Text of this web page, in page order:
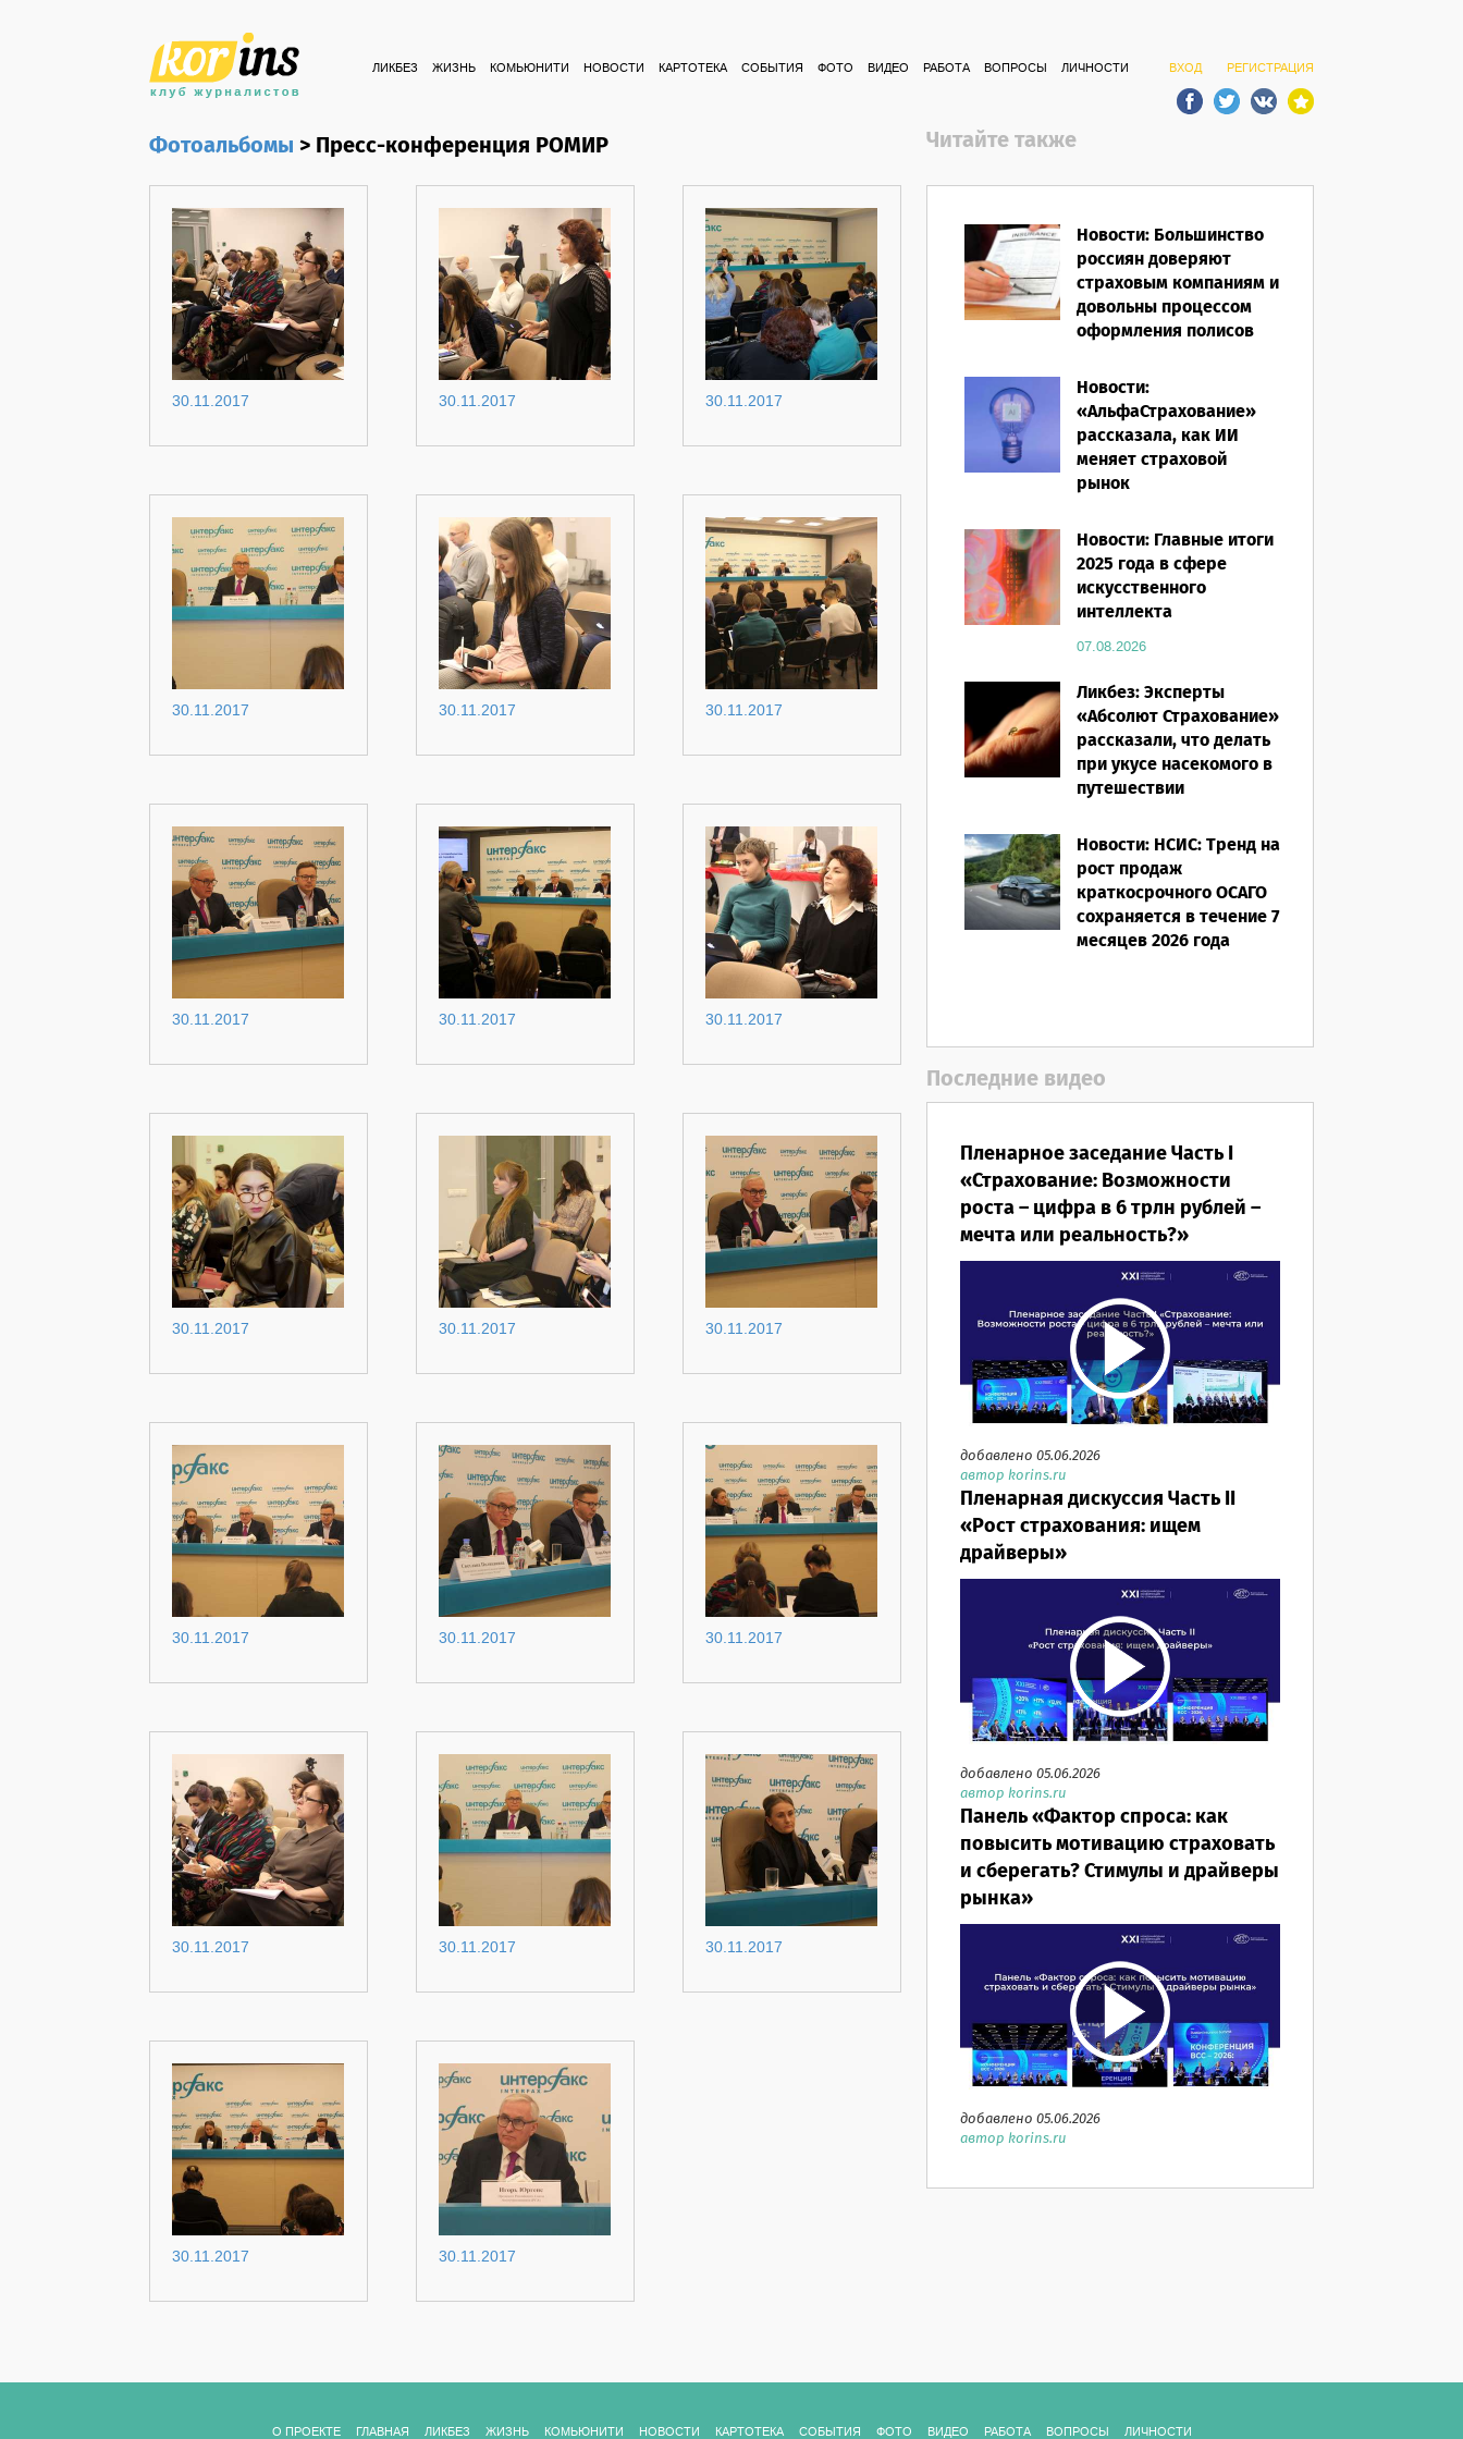
ВХОД РЕГИСТРАЦИЯ
ЛИКБЕЗ ЖИЗНЬ КОМЬЮНИТИ НОВОСТИ КАРТОТЕКА СОБЫТИЯ ФОТО ВИДЕО РАБОТА ВОПРОСЫ ЛИЧНОСТИ
Фотоальбомы>Пресс-конференция РОМИР
30.11.2017 30.11.2017 30.11.2017
30.11.2017 30.11.2017 30.11.2017
30.11.2017 30.11.2017 30.11.2017
30.11.2017 30.11.2017 30.11.2017
30.11.2017 30.11.2017 30.11.2017
30.11.2017 30.11.2017 30.11.2017
30.11.2017 30.11.2017
Читайте также
Новости: Большинство
россиян доверяют
страховым компаниям и
довольны процессом
оформления полисов
Новости:
«АльфаСтрахование»
рассказала, как ИИ
меняет страховой
рынок
Новости: Главные итоги
2025 года в сфере
искусственного
интеллекта
07.08.2026
Ликбез: Эксперты
«Абсолют Страхование»
рассказали, что делать
при укусе насекомого в
путешествии
Новости: НСИС: Тренд на
рост продаж
краткосрочного ОСАГО
сохраняется в течение 7
месяцев 2026 года
Последние видео
Пленарное заседание Часть I
«Страхование: Возможности
роста – цифра в 6 трлн рублей –
мечта или реальность?»
добавлено 05.06.2026
автор korins.ru
Пленарная дискуссия Часть II
«Рост страхования: ищем
драйверы»
добавлено 05.06.2026
автор korins.ru
Панель «Фактор спроса: как
повысить мотивацию страховать
и сберегать? Стимулы и драйверы
рынка»
добавлено 05.06.2026
автор korins.ru
О ПРОЕКТЕ ГЛАВНАЯ ЛИКБЕЗ ЖИЗНЬ КОМЬЮНИТИ НОВОСТИ КАРТОТЕКА СОБЫТИЯ ФОТО ВИДЕО РАБОТА ВОПРОСЫ ЛИЧНОСТИ